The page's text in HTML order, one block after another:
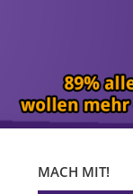
MACH MIT!